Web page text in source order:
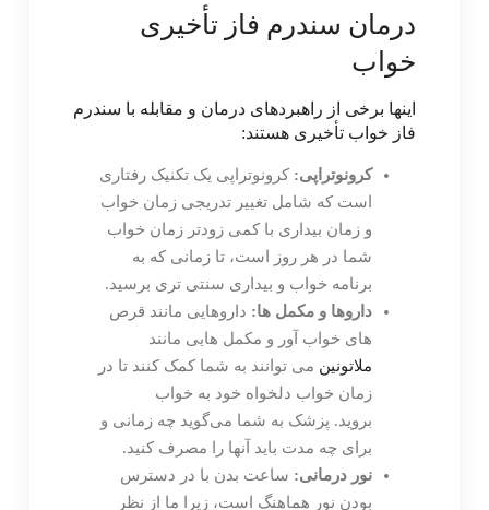
درمان سندرم فاز تأخیری
خواب
اینها برخی از راهبردهای درمان و مقابله با سندرم
فاز خواب تأخیری هستند:
کرونوتراپی: کرونوتراپی یک تکنیک رفتاری
است که شامل تغییر تدریجی زمان خواب
و زمان بیداری با کمی زودتر زمان خواب
شما در هر روز است، تا زمانی که به
برنامه خواب و بیداری سنتی تری برسید.
داروها و مکمل ها: داروهایی مانند قرص
های خواب آور و مکمل هایی مانند
ملاتونین می توانند به شما کمک کنند تا در
زمان خواب دلخواه خود به خواب
بروید. پزشک به شما می‌گوید چه زمانی و
برای چه مدت باید آنها را مصرف کنید.
نور درمانی: ساعت بدن با در دسترس
بودن نور هماهنگ است، زیرا ما از نظر